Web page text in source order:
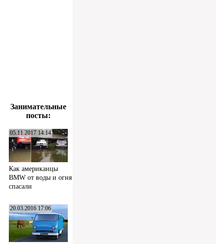
Занимательные
посты:
05.11.2017 14:14
Как американцы
BMW от воды и огня
спасали
20.03.2016 17:06